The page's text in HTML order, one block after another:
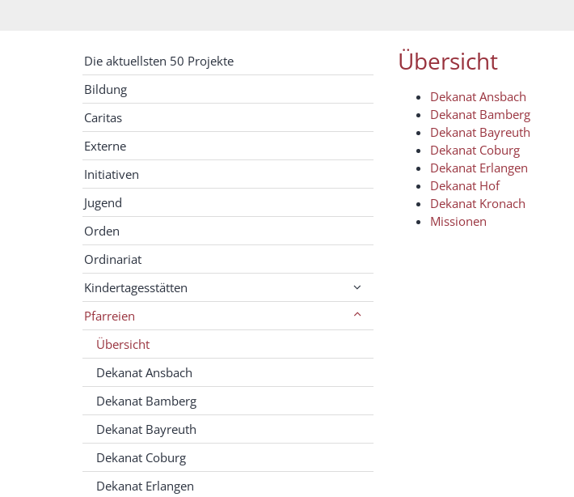
Übersicht
Dekanat Ansbach
Dekanat Bamberg
Dekanat Bayreuth
Dekanat Coburg
Dekanat Erlangen
Dekanat Hof
Dekanat Kronach
Missionen
Die aktuellsten 50 Projekte
Bildung
Caritas
Externe
Initiativen
Jugend
Orden
Ordinariat
Kindertagesstätten
Pfarreien
Übersicht
Dekanat Ansbach
Dekanat Bamberg
Dekanat Bayreuth
Dekanat Coburg
Dekanat Erlangen